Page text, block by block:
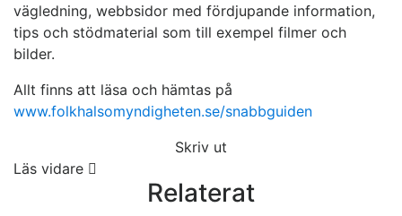
vägledning, webbsidor med fördjupande information,
tips och stödmaterial som till exempel filmer och
bilder.
Allt finns att läsa och hämtas på
www.folkhalsomyndigheten.se/snabbguiden
Skriv ut
Läs vidare
Relaterat